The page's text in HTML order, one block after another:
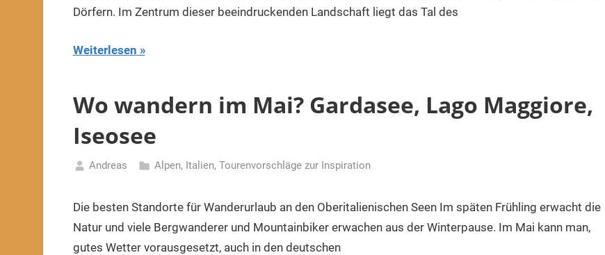
Dörfern. Im Zentrum dieser beeindruckenden Landschaft liegt das Tal des
Weiterlesen
Wo wandern im Mai? Gardasee, Lago Maggiore,
Iseosee
Dezember
Andreas Alpen, Italien, Tourenvorschläge zur Inspiration
Die besten Standorte für Wanderurlaub an den Oberitalienischen Seen Im späten Frühling erwacht die
Natur und viele Bergwanderer und Mountainbiker erwachen aus der Winterpause. Im Mai kann man,
gutes Wetter vorausgesetzt, auch in den deutschen